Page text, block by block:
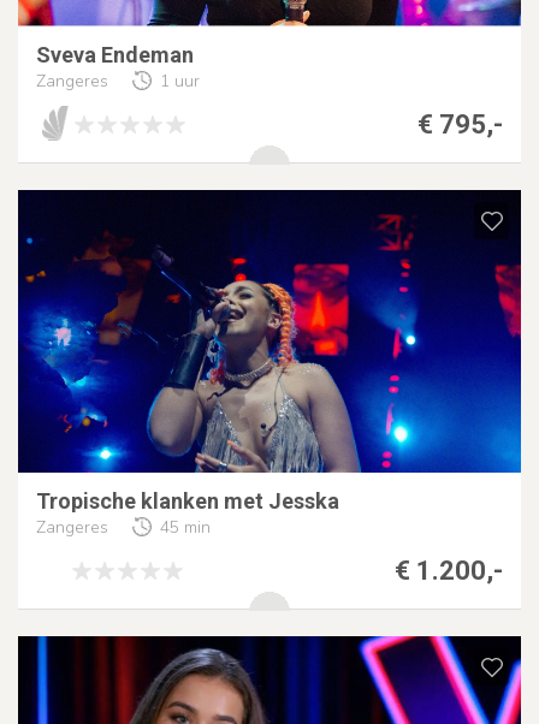
Sveva Endeman
Zangeres 1 uur
€ 795,-
Tropische klanken met Jesska
Zangeres 45 min
€ 1.200,-